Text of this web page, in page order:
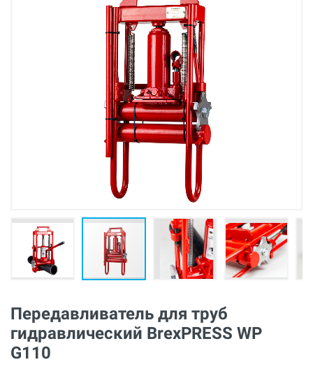
Передавливатель для труб
гидравлический BrexPRESS WP
G110